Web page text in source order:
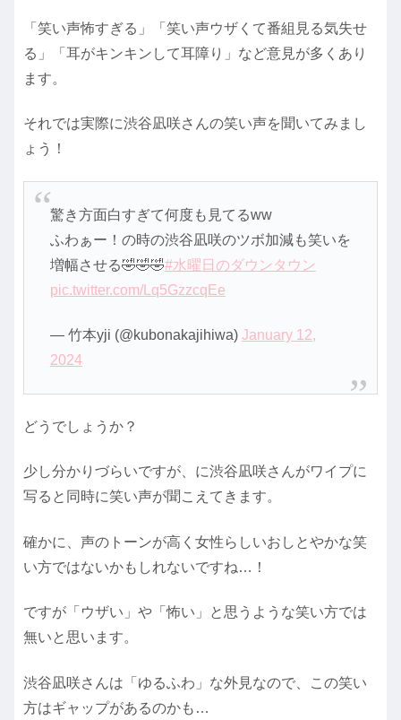
「笑い声怖すぎる」「笑い声ウザくて番組見る気失せ
る」「耳がキンキンして耳障り」など意見が多くあり
ます。
それでは実際に渋谷凪咲さんの笑い声を聞いてみまし
ょう！
驚き方面白すぎて何度も見てるww
ふわぁー！の時の渋谷凪咲のツボ加減も笑いを
増幅させる🤣🤣🤣#水曜日のダウンタウン
pic.twitter.com/Lq5GzzcqEe
— 竹本yji (@kubonakajihiwa) January 12,
2024
どうでしょうか？
少し分かりづらいですが、に渋谷凪咲さんがワイプに
写ると同時に笑い声が聞こえてきます。
確かに、声のトーンが高く女性らしいおしとやかな笑
い方ではないかもしれないですね…！
ですが「ウザい」や「怖い」と思うような笑い方では
無いと思います。
渋谷凪咲さんは「ゆるふわ」な外見なので、この笑い
方はギャップがあるのかも…